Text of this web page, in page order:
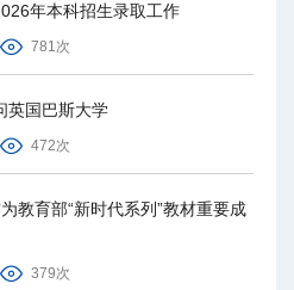
年本科招生录取工作
781次
英国巴斯大学
472次
教育部“新时代系列”教材重要成
379次